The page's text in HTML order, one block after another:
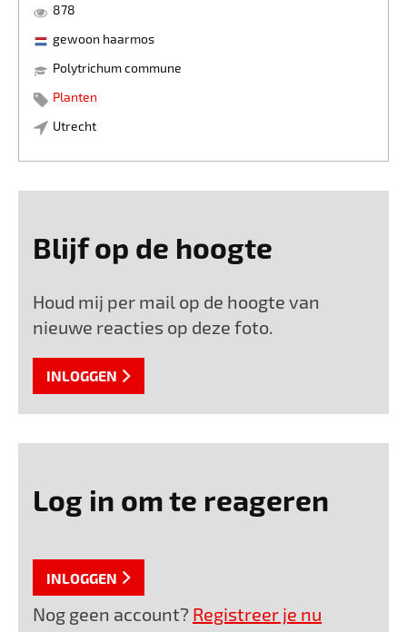
878
gewoon haarmos
Polytrichum commune
Planten
Utrecht
Blijf op de hoogte
Houd mij per mail op de hoogte van
nieuwe reacties op deze foto.
INLOGGEN
Log in om te reageren
INLOGGEN
Nog geen account? Registreer je nu